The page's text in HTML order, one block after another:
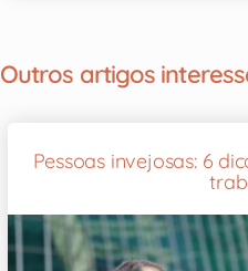
Outros artigos
Pessoas invejosas: 6